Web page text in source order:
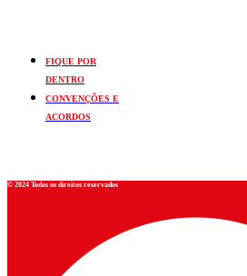
FIQUE POR
DENTRO
CONVENÇÕES E
ACORDOS
© 2024 Todos os direitos reservados